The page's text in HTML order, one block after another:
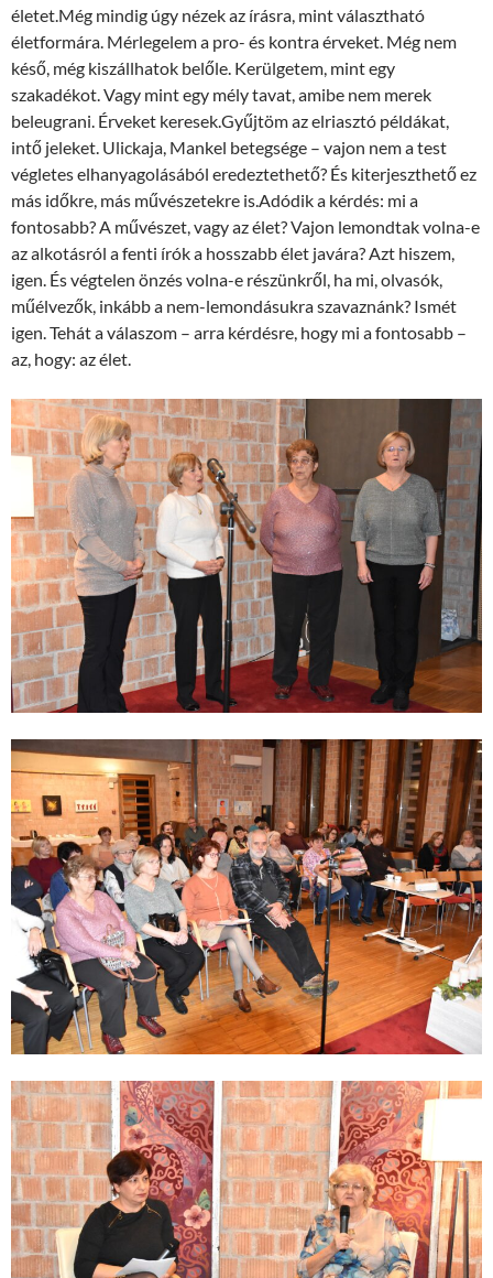
életet.Még mindig úgy nézek az írásra, mint választható
életformára. Mérlegelem a pro- és kontra érveket. Még nem
késő, még kiszállhatok belőle. Kerülgetem, mint egy
szakadékot. Vagy mint egy mély tavat, amibe nem merek
beleugrani. Érveket keresek.Gyűjtöm az elriasztó példákat,
intő jeleket. Ulickaja, Mankel betegsége – vajon nem a test
végletes elhanyagolásából eredeztethető? És kiterjeszthető ez
más időkre, más művészetekre is.Adódik a kérdés: mi a
fontosabb? A művészet, vagy az élet? Vajon lemondtak volna-e
az alkotásról a fenti írók a hosszabb élet javára? Azt hiszem,
igen. És végtelen önzés volna-e részünkről, ha mi, olvasók,
műélvezők, inkább a nem-lemondásukra szavaznánk? Ismét
igen. Tehát a válaszom – arra kérdésre, hogy mi a fontosabb –
az, hogy: az élet.